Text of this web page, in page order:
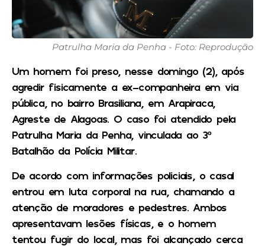
Patrulha Maria da Penha - Foto: Reprodução
Um homem foi preso, nesse domingo (2), após
agredir fisicamente a ex-companheira em via
pública, no bairro Brasiliana, em Arapiraca,
Agreste de Alagoas. O caso foi atendido pela
Patrulha Maria da Penha, vinculada ao 3º
Batalhão da Polícia Militar.
De acordo com informações policiais, o casal
entrou em luta corporal na rua, chamando a
atenção de moradores e pedestres. Ambos
apresentavam lesões físicas, e o homem
tentou fugir do local, mas foi alcançado cerca